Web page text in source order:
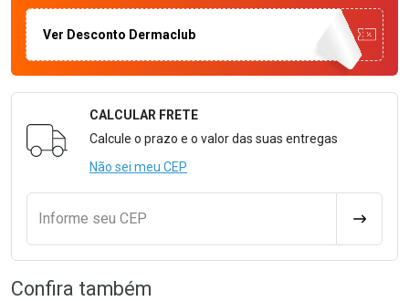
Ver Desconto Dermaclub
Formulário para Calcular o Frete
CALCULAR FRETE
Calcule o prazo e o valor das suas entregas
Não sei meu CEP
Informe seu CEP
Confira também